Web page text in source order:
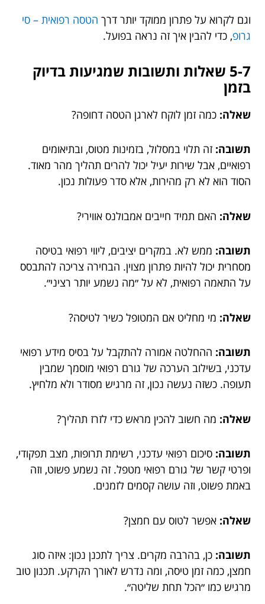
וגם לקרוא על פתרון ממוקד יותר דרך הטסה רפואית – סי
גרופ, כדי להבין איך זה נראה בפועל.
5-7 שאלות ותשובות שמגיעות בדיוק
בזמן
שאלה: כמה זמן לוקח לארגן הטסה דחופה?
תשובה: זה תלוי במסלול, בזמינות מטוס, ובתיאומים
רפואיים, אבל שירות יעיל יכול להרים תהליך מהר מאוד.
הסוד הוא לא רק מהירות, אלא סדר פעולות נכון.
שאלה: האם תמיד חייבים אמבולנס אווירי?
תשובה: ממש לא. במקרים יציבים, ליווי רפואי בטיסה
מסחרית יכול להיות פתרון מצוין. הבחירה צריכה להתבסס
על התאמה רפואית, לא על ״מה נשמע יותר רציני״.
שאלה: מי מחליט אם המטופל כשיר לטיסה?
תשובה: ההחלטה אמורה להתקבל על בסיס מידע רפואי
עדכני, בשילוב הערכה של גורם רפואי מוסמך שמבין
תעופה. כשזה נעשה נכון, זה מרגיש מסודר ולא מלחיץ.
שאלה: מה חשוב להכין מראש כדי לזרז תהליך?
תשובה: סיכום רפואי עדכני, רשימת תרופות, מצב תפקודי,
ופרטי קשר של גורם רפואי מטפל. זה נשמע פשוט, וזה
באמת פשוט, וזה עושה קסמים לזמנים.
שאלה: אפשר לטוס עם חמצן?
תשובה: כן, בהרבה מקרים. צריך לתכנן נכון: איזה סוג
חמצן, כמה זמן טיסה, ומה נדרש לאורך הקרקע. תכנון טוב
מרגיש כמו ״הכל תחת שליטה״.